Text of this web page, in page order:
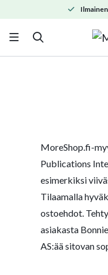
MoreShop.fi-
Publications
esimerkiksi
Tilaamalla
ostoehdot.
asiakasta
AS:ää sitovan